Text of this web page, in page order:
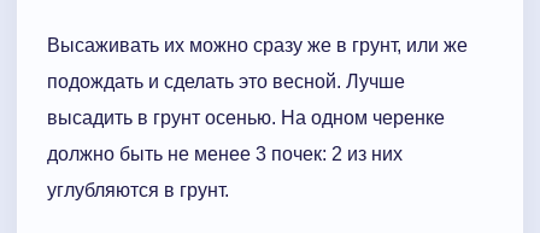
Высаживать их можно сразу же в грунт, или же
подождать и сделать это весной. Лучше
высадить в грунт осенью. На одном черенке
должно быть не менее 3 почек: 2 из них
углубляются в грунт.